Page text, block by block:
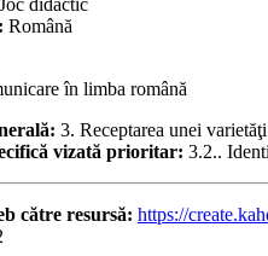
Joc didactic
Română
în limba română
3. Receptarea unei
vizată prioritar: 3.2..
către resursă: https://